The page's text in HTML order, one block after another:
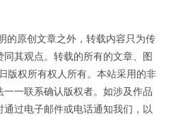
的原创文章之外，转载内容只为传
其观点。转载的所有的文章、图
版权所有权人所有。本站采用的非
一联系确认版权者。如涉及作品
过电子邮件或电话通知我们，以